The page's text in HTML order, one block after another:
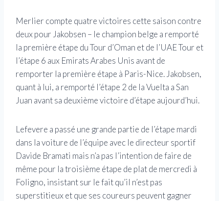
Merlier compte quatre victoires cette saison contre
deux pour Jakobsen – le champion belge a remporté
la première étape du Tour d’Oman et de l’UAE Tour et
l’étape 6 aux Emirats Arabes Unis avant de
remporter la première étape à Paris-Nice. Jakobsen,
quant à lui, a remporté l’étape 2 de la Vuelta a San
Juan avant sa deuxième victoire d’étape aujourd’hui.
Lefevere a passé une grande partie de l’étape mardi
dans la voiture de l’équipe avec le directeur sportif
Davide Bramati mais n’a pas l’intention de faire de
même pour la troisième étape de plat de mercredi à
Foligno, insistant sur le fait qu’il n’est pas
superstitieux et que ses coureurs peuvent gagner